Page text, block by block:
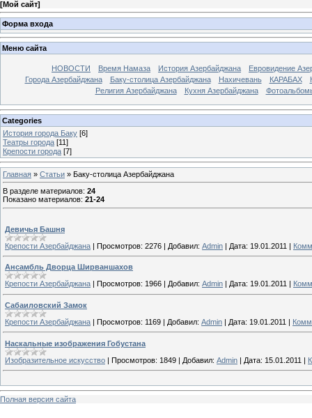
[Мой сайт]
Форма входа
Меню сайта
НОВОСТИ Время Намаза История Азербайджана
Евровидение
Города Азербайджана
Баку-столица Азербайджана Нахичевань КАРАБАХ
Религия Азербайджана
Кухня Азербайджана
Categories
История города Баку [6]
Театры города [11]
Крепости города [7]
Главная » Статьи » Баку-столица Азербайджана
В разделе материалов: 24
Показано материалов: 21-24
Девичья Башня
Крепости Азербайджана | Просмотров: 2276 | Добавил: Admin | Дата: 19.01.2011 |
Ансамбль Дворца Ширваншахов
Крепости Азербайджана
Просмотров: 1966 Добавил: Admin Дата: 19.01.2011
Сабаиловский Замок
Крепости Азербайджана | Просмотров: 1169 | Добавил: Admin | Дата: 19.01.2011 |
Наскальные изображения Гобустана
Изобразительное искусство | Просмотров: 1849 | Добавил: Admin | Дата: 15.01.2011 |
Полная версия сайта